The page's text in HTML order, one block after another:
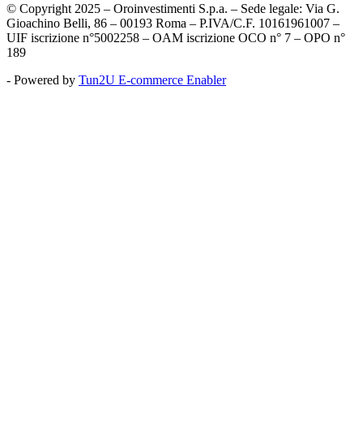
© Copyright 2025 – Oroinvestimenti S.p.a. – Sede legale: Via G.
Gioachino Belli, 86 – 00193 Roma – P.IVA/C.F. 10161961007 –
UIF iscrizione n°5002258 – OAM iscrizione OCO n° 7 – OPO n°
189
- Powered by Tun2U E-commerce Enabler